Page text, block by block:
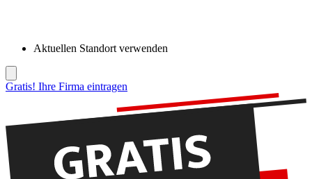
Aktuellen Standort verwenden
Gratis! Ihre Firma eintragen